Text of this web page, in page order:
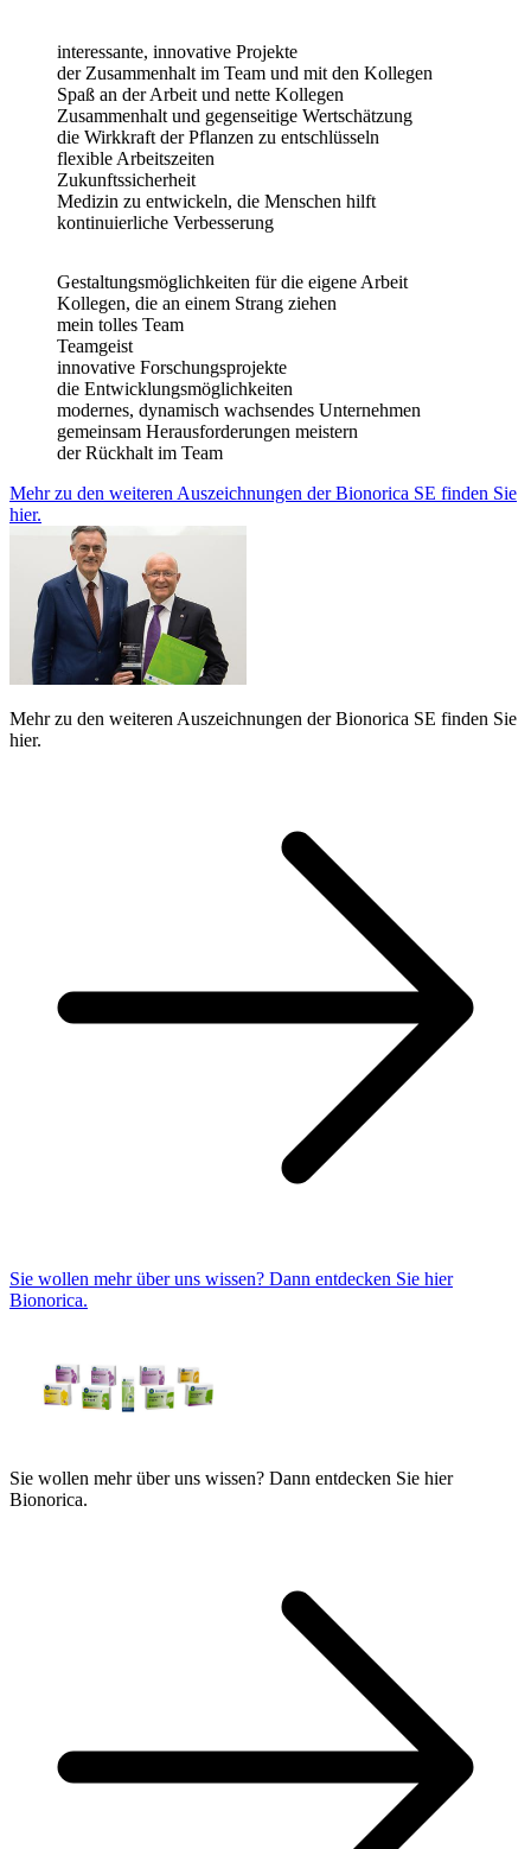
interessante, innovative Projekte
der Zusammenhalt im Team und mit den Kollegen
Spaß an der Arbeit und nette Kollegen
Zusammenhalt und gegenseitige Wertschätzung
die Wirkkraft der Pflanzen zu entschlüsseln
flexible Arbeitszeiten
Zukunftssicherheit
Medizin zu entwickeln, die Menschen hilft
kontinuierliche Verbesserung
Gestaltungsmöglichkeiten für die eigene Arbeit
Kollegen, die an einem Strang ziehen
mein tolles Team
Teamgeist
innovative Forschungsprojekte
die Entwicklungsmöglichkeiten
modernes, dynamisch wachsendes Unternehmen
gemeinsam Herausforderungen meistern
der Rückhalt im Team
Mehr zu den weiteren Auszeichnungen der Bionorica SE finden Sie
hier.
Mehr zu den weiteren Auszeichnungen der Bionorica SE finden Sie
hier.
Sie wollen mehr über uns wissen? Dann entdecken Sie hier
Bionorica.
Sie wollen mehr über uns wissen? Dann entdecken Sie hier
Bionorica.